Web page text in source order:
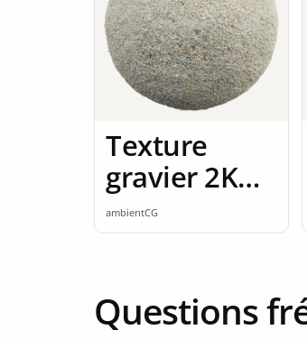
Texture
gravier 2K
seamless
ambientCG
Questions